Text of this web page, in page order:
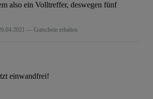
also ein Volltreffer, deswegen fünf
Gutschein erhalten
einwandfrei!